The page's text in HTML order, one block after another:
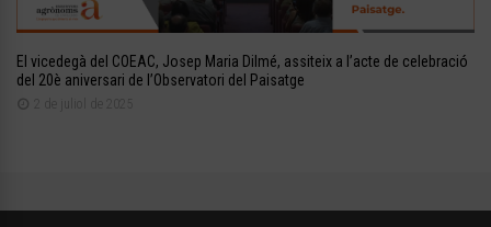
El vicedegà del COEAC, Josep Maria Dilmé, assiteix a l’acte de celebració
del 20è aniversari de l’Observatori del Paisatge
2 de juliol de 2025